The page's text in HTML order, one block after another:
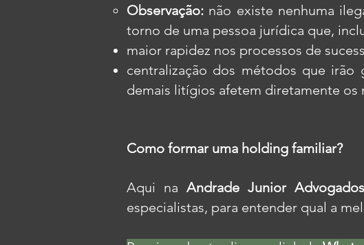
Observação: não existe nenhuma
torno de uma pessoa jurídica que,
maior rapidez nos processos de
centralização dos métodos que
demais litígios afetem diretamente os
Como formar uma holding familiar?
Aqui naAndrade Junior
especialistas, para entender qual a